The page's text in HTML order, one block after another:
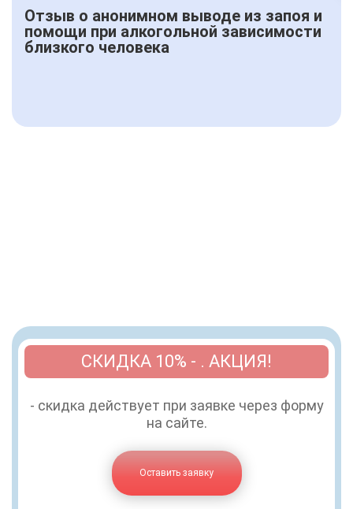
Отзыв о анонимном выводе из запоя и
помощи при алкогольной зависимости
близкого человека
СКИДКА 10% - . АКЦИЯ!
- скидка действует при заявке через форму
на сайте.
Оставить заявку